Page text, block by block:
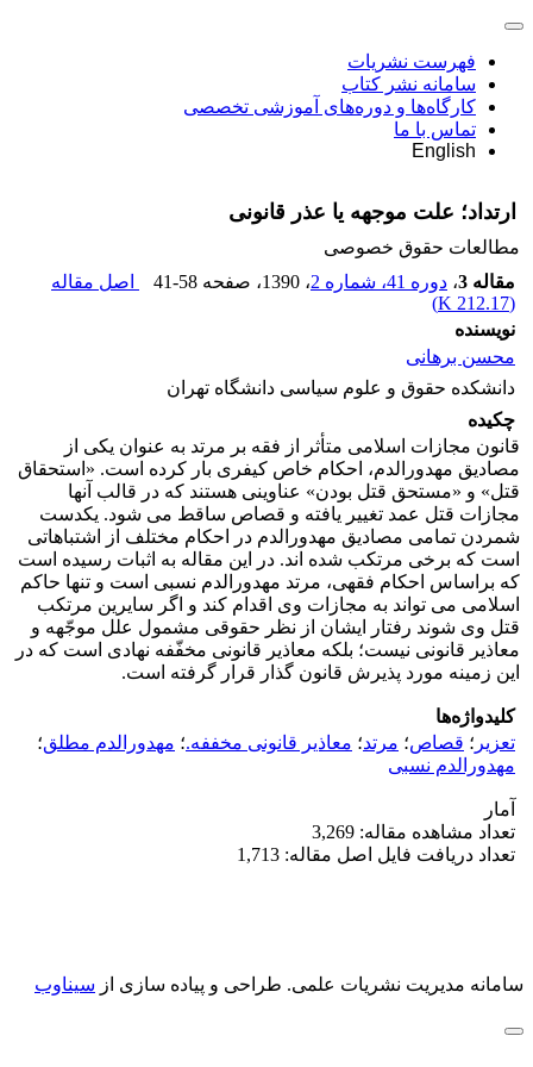
فهرست نشریات
سامانه نشر کتاب
کارگاه‌ها و دوره‌های آموزشی تخصصی
تماس با ما
English
ارتداد؛ علت موجهه یا عذر قانونی
مطالعات حقوق خصوصی
مقاله 3
، دوره 41، شماره 2 ، 1390 ، صفحه 41-58
اصل مقاله
(
212.17 K
)
نویسنده
محسن برهانی
دانشکده حقوق و علوم سیاسی دانشگاه تهران
چکیده
قانون مجازات اسلامی متأثر از فقه بر مرتد به عنوان یکی از
مصادیق مهدورالدم، احکام خاص کیفری بار کرده است. «استحقاق
قتل» و «مستحق قتل بودن» عناوینی هستند که در قالب آنها
مجازات قتل عمد تغییر یافته و قصاص ساقط می شود. یکدست
شمردن تمامی مصادیق مهدورالدم در احکام مختلف از اشتباهاتی
است که برخی مرتکب شده اند. در این مقاله به اثبات رسیده است
که براساس احکام فقهی، مرتد مهدورالدم نسبی است و تنها حاکم
اسلامی می تواند به مجازات وی اقدام کند و اگر سایرین مرتکب
قتل وی شوند رفتار ایشان از نظر حقوقی مشمول علل موجّهه و
معاذیر قانونی نیست؛ بلکه معاذیر قانونی مخفّفه نهادی است که در
این زمینه مورد پذیرش قانون گذار قرار گرفته است.
کلیدواژه‌ها
تعزیر ؛ قصاص؛ مرتد؛ معاذیر قانونی مخففه.؛ مهدورالدم مطلق؛
مهدورالدم نسبی
آمار
تعداد مشاهده مقاله: 3,269
تعداد دریافت فایل اصل مقاله: 1,713
سامانه مدیریت نشریات علمی. طراحی و پیاده سازی از سیناوب